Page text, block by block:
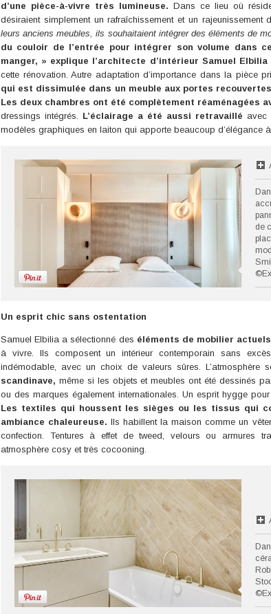
d’une pièce-à-vivre très lumineuse. Dans ce lieu où
désiraient simplement un rafraîchissement et un rajeunissement
leurs anciens meubles, ils souhaitaient intégrer des éléments de
du couloir de l’entrée pour intégrer son volume dans
manger, » explique l’architecte d’intérieur Samuel Elbilia
cette rénovation. Autre adaptation d’importance dans la pièce
qui est dissimulée dans un meuble aux portes
Les deux chambres ont été complètement réaménagées
dressings intégrés. L’éclairage a été aussi retravaillé avec
modèles graphiques en laiton qui apporte beaucoup d’élégance à
de
Un esprit chic sans ostentation
Samuel Elbilia a sélectionné des éléments de mobilier
à vivre. Ils composent un intérieur contemporain sans
indémodable, avec un choix de valeurs sûres. L’atmosphère
scandinave, même si les objets et meubles ont été dessinés
ou des marques également internationales. Un esprit hygge
Les textiles qui houssent les sièges ou les tissus qui
ambiance chaleureuse. Ils habillent la maison comme un
confection. Tentures à effet de tweed, velours ou armures
atmosphère cosy et très cocooning.